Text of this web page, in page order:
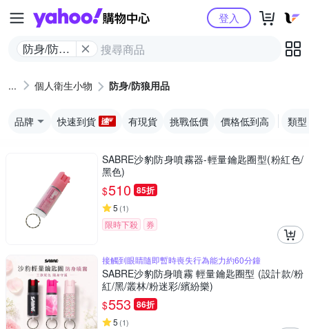
Yahoo購物中心
防身/防狼
登入
個人衛生小物 防身/防狼用品
品牌 快速到貨 有現貨 挑戰低價 價格低到高 類型
SABRE沙豹防身噴霧器-輕量鑰匙圈型(粉紅色/
黑色)
$510 85折
5 (1)
限時下殺 券
接觸到眼睛隨即暫時喪失行為能力約60分鐘
SABRE沙豹防身噴霧 輕量鑰匙圈型 (設計款/粉
紅/黑/叢林/粉迷彩/繽紛樂)
$553 86折
5 (1)